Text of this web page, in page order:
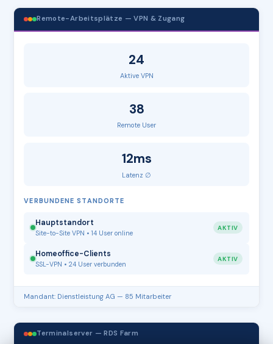
Remote-Arbeitsplätze — VPN & Zugang
24
Aktive VPN
38
Remote User
12ms
Latenz ∅
VERBUNDENE STANDORTE
Hauptstandort
Site-to-Site VPN • 14 User online
AKTIV
Homeoffice-Clients
SSL-VPN • 24 User verbunden
AKTIV
Mandant: Dienstleistung AG — 85 Mitarbeiter
Terminalserver — RDS Farm